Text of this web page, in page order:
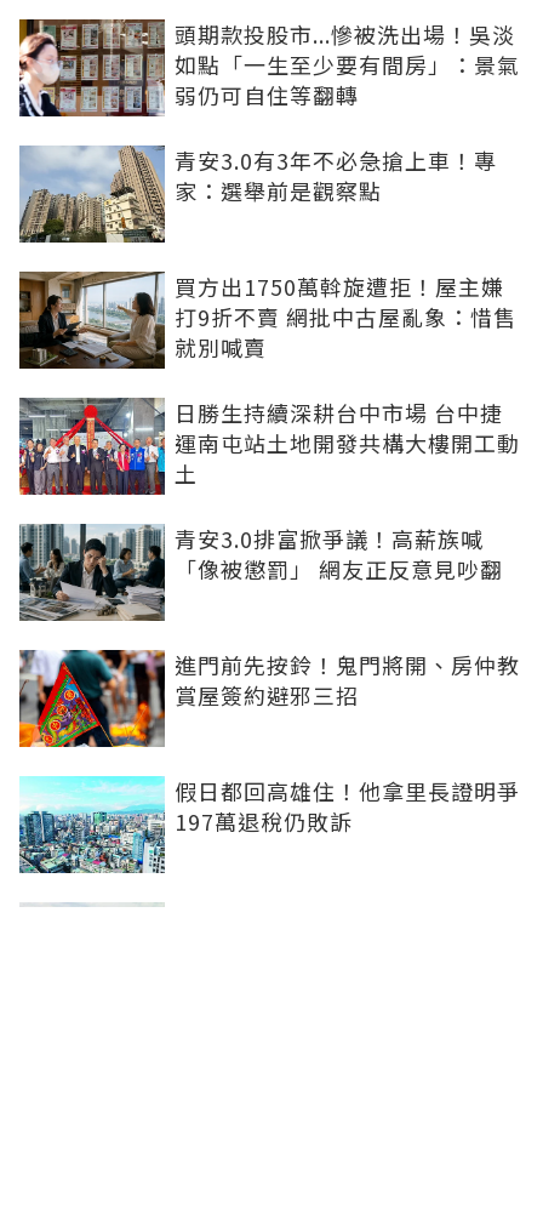
頭期款投股市...慘被洗出場！吳淡
如點「一生至少要有間房」：景氣
弱仍可自住等翻轉
青安3.0有3年不必急搶上車！專
家：選舉前是觀察點
買方出1750萬斡旋遭拒！屋主嫌
打9折不賣 網批中古屋亂象：惜售
就別喊賣
日勝生持續深耕台中市場 台中捷
運南屯站土地開發共構大樓開工動
土
青安3.0排富掀爭議！高薪族喊
「像被懲罰」 網友正反意見吵翻
進門前先按鈴！鬼門將開、房仲教
賞屋簽約避邪三招
假日都回高雄住！他拿里長證明爭
197萬退稅仍敗訴